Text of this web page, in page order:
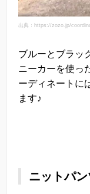
出典：https://zozo.jp/
ブルーとブラッ
ニーカーを使っ
ーディネートに
ます♪
ニットパ